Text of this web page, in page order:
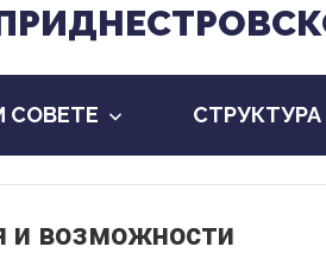
СОВЕТЕ CТРУКТУРА
и возможности